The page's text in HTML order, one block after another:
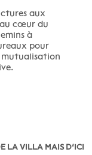
aux
cœur du
à
pour
mutualisation
LA VILLA MAIS D’ICI